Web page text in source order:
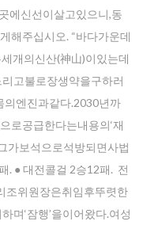
에신선이살고있으니,동
해주십시오. “바다가운데
개의신산(神山)이있는데
고불로장생약을구하러
의엔진과같다.2030년까
로공급한다는내용의‘재
가보석으로석방되면사법
. ● 대전콜걸 2승12패. 전
조위원장은취임후뚜렷한
며‘잠행’을이어왔다.여성